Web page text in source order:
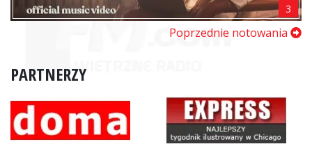
3
Poprzednie notowania
PARTNERZY